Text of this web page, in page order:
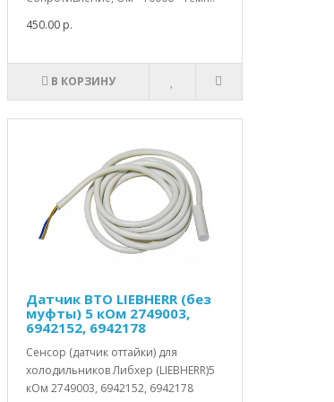
450.00 р.
В КОРЗИНУ
Датчик ВТО LIEBHERR (без
муфты) 5 кОм 2749003,
6942152, 6942178
Сенсор (датчик оттайки) для
холодильников Либхер (LIEBHERR)5
кОм 2749003, 6942152, 6942178